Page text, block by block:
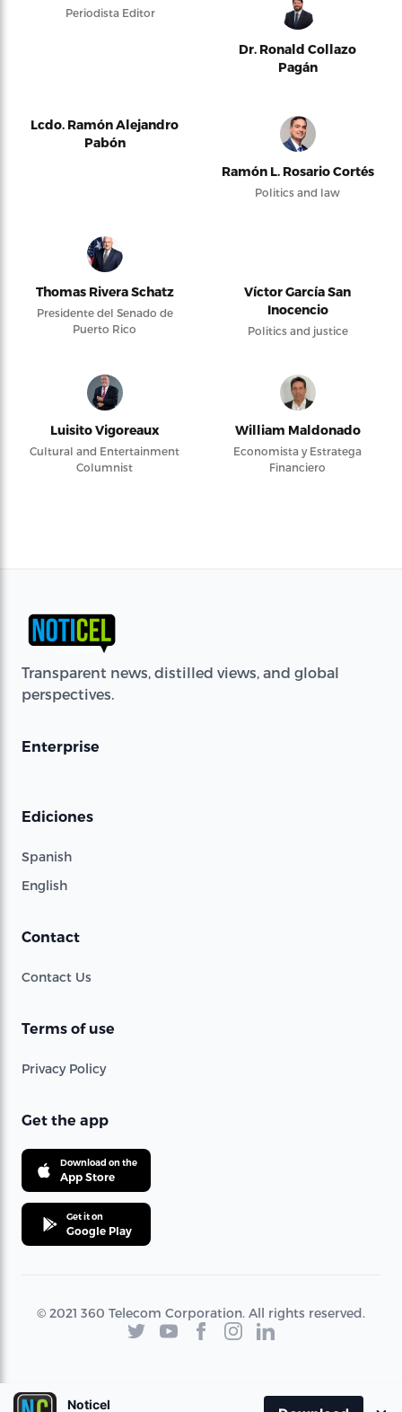
Periodista Editor
Dr. Ronald Collazo
Pagán
Lcdo. Ramón Alejandro
Pabón
Ramón L. Rosario Cortés
Politics and law
Thomas Rivera Schatz
Presidente del Senado de
Puerto Rico
Víctor García San
Inocencio
Politics and justice
Luisito Vigoreaux
Cultural and Entertainment
Columnist
William Maldonado
Economista y Estratega
Financiero
Transparent news, distilled views, and global
perspectives.
Enterprise
Ediciones
Spanish
English
Contact
Contact Us
Terms of use
Privacy Policy
Get the app
Download on the
App Store
Get it on
Google Play
© 2021 360 Telecom Corporation. All rights reserved.
Noticel